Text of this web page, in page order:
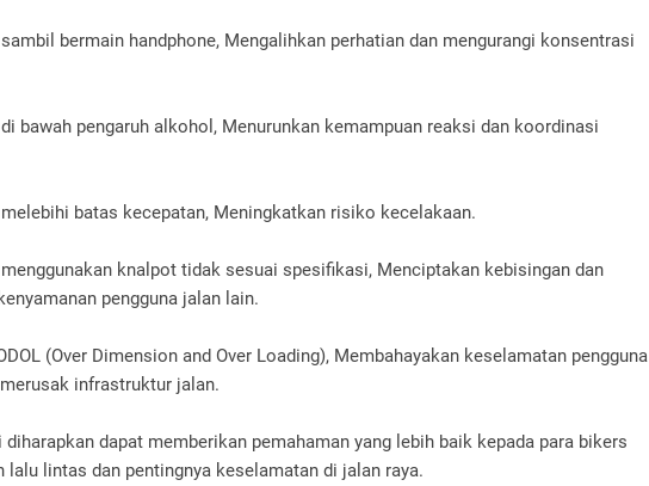
bermain handphone, Mengalihkan perhatian dan mengurangi konsentrasi
bawah pengaruh alkohol, Menurunkan kemampuan reaksi dan koordinasi
batas kecepatan, Meningkatkan risiko kecelakaan.
knalpot tidak sesuai spesifikasi, Menciptakan kebisingan dan
pengguna jalan lain.
(Over Dimension and Over Loading), Membahayakan keselamatan pengguna
infrastruktur jalan.
dapat memberikan pemahaman yang lebih baik kepada para bikers
lalu lintas dan pentingnya keselamatan di jalan raya.